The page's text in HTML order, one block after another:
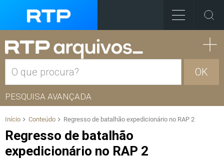
OK
PESQUISA AVANÇADA
Início Conteúdo Regresso de batalhão expedicionário no RAP 2
Regresso de batalhão
expedicionário no RAP 2